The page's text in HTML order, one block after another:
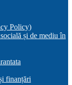
Policy)
și de mediu în
finanțări